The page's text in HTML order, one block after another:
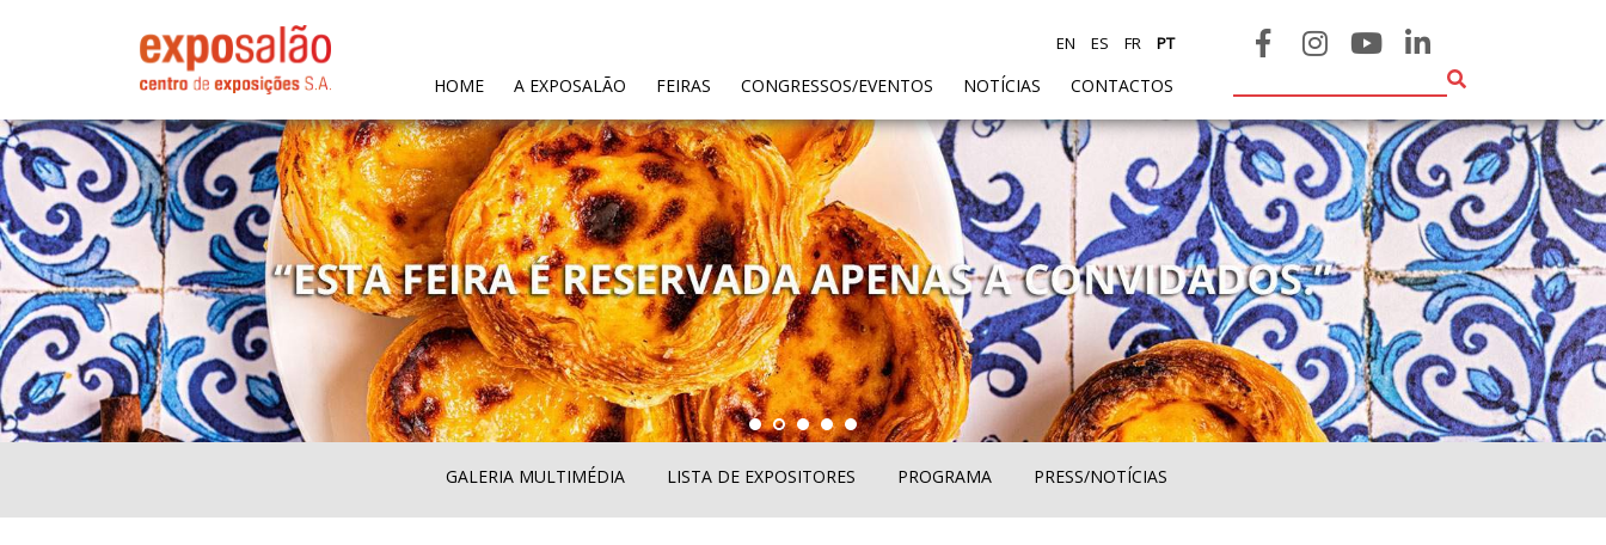
HOME(CURRENT)
A EXPOSALÃO FEIRAS CONGRESSOS/EVENTOS NOTÍCIAS CONTACTOS
EN ES FR PT
GALERIA MULTIMÉDIA LISTA DE EXPOSITORES PROGRAMA PRESS/NOTÍCIAS